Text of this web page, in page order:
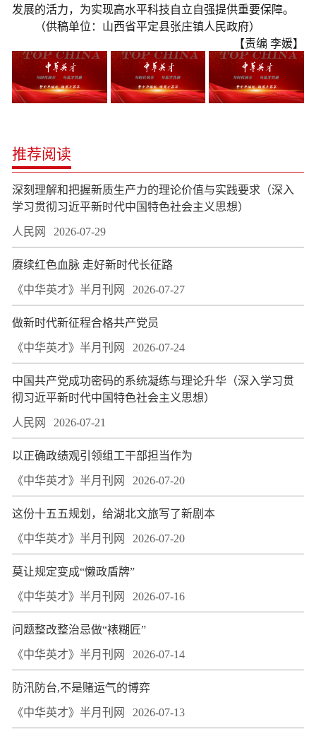
发展的活力，为实现高水平科技自立自强提供重要保障。
（供稿单位：山西省平定县张庄镇人民政府）
【责编 李媛】
推荐阅读
深刻理解和把握新质生产力的理论价值与实践要求（深入
学习贯彻习近平新时代中国特色社会主义思想）
人民网 2026-07-29
赓续红色血脉 走好新时代长征路
《中华英才》半月刊网 2026-07-27
做新时代新征程合格共产党员
《中华英才》半月刊网 2026-07-24
中国共产党成功密码的系统凝练与理论升华（深入学习贯
彻习近平新时代中国特色社会主义思想）
人民网 2026-07-21
以正确政绩观引领组工干部担当作为
《中华英才》半月刊网 2026-07-20
这份十五五规划，给湖北文旅写了新剧本
《中华英才》半月刊网 2026-07-20
莫让规定变成“懒政盾牌”
《中华英才》半月刊网 2026-07-16
问题整改整治忌做“裱糊匠”
《中华英才》半月刊网 2026-07-14
防汛防台,不是赌运气的博弈
《中华英才》半月刊网 2026-07-13